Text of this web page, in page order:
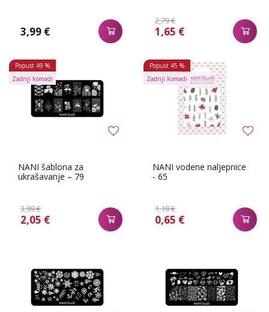
3,99 €
2,79 €
1,65 €
NANI šablona za
ukrašavanje – 79
3,99 €
2,05 €
Popust 49 %
Zadnji komadi
NANI vodene naljepnice
- 65
1,19 €
0,65 €
Popust 45 %
Zadnji komadi